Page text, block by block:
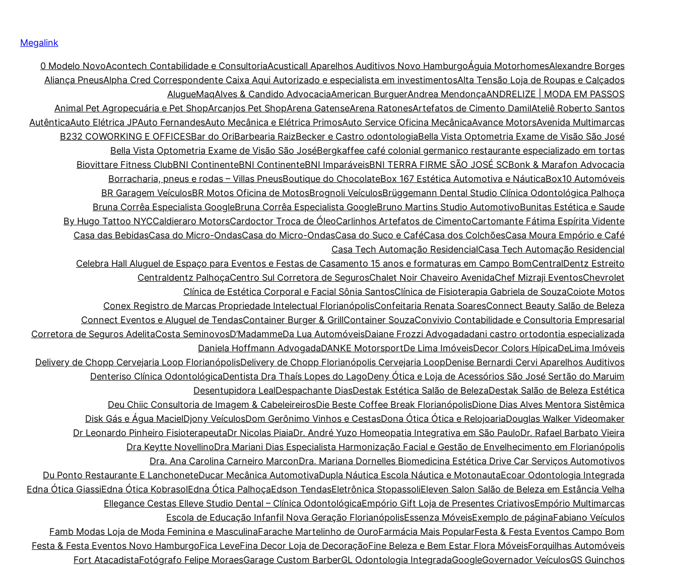
Megalink
0 Modelo NovoAcontech Contabilidade e ConsultoriaAcusticall Aparelhos Auditivos Novo HamburgoÁguia MotorhomesAlexandre Borges
Aliança PneusAlpha Cred Correspondente Caixa Aqui Autorizado e especialista em investimentosAlta Tensão Loja de Roupas e Calçados
AlugueMaqAlves & Candido AdvocaciaAmerican BurguerAndrea MendonçaANDRELIZE | MODA EM PASSOS
Animal Pet Agropecuária e Pet ShopArcanjos Pet ShopArena GatenseArena RatonesArtefatos de Cimento DamilAteliê Roberto Santos
AutênticaAuto Elétrica JPAuto FernandesAuto Mecânica e Elétrica PrimosAuto Service Oficina MecânicaAvance MotorsAvenida Multimarcas
B232 COWORKING E OFFICESBar do OriBarbearia RaizBecker e Castro odontologiaBella Vista Optometria Exame de Visão São José
Bella Vista Optometria Exame de Visão São JoséBergkaffee café colonial germanico restaurante especializado em tortas
Biovittare Fitness ClubBNI ContinenteBNI ContinenteBNI ImparáveisBNI TERRA FIRME SÃO JOSÉ SCBonk & Marafon Advocacia
Borracharia, pneus e rodas – Villas PneusBoutique do ChocolateBox 167 Estética Automotiva e NáuticaBox10 Automóveis
BR Garagem VeículosBR Motos Oficina de MotosBrognoli VeículosBrüggemann Dental Studio Clínica Odontológica Palhoça
Bruna Corrêa Especialista GoogleBruna Corrêa Especialista GoogleBruno Martins Studio AutomotivoBunitas Estética e Saude
By Hugo Tattoo NYCCaldieraro MotorsCardoctor Troca de ÓleoCarlinhos Artefatos de CimentoCartomante Fátima Espírita Vidente
Casa das BebidasCasa do Micro-OndasCasa do Micro-OndasCasa do Suco e CaféCasa dos ColchõesCasa Moura Empório e Café
Casa Tech Automação ResidencialCasa Tech Automação Residencial
Celebra Hall Aluguel de Espaço para Eventos e Festas de Casamento 15 anos e formaturas em Campo BomCentralDentz Estreito
Centraldentz PalhoçaCentro Sul Corretora de SegurosChalet Noir Chaveiro AvenidaChef Mizraji EventosChevrolet
Clínica de Estética Corporal e Facial Sônia SantosClínica de Fisioterapia Gabriela de SouzaCoiote Motos
Conex Registro de Marcas Propriedade Intelectual FlorianópolisConfeitaria Renata SoaresConnect Beauty Salão de Beleza
Connect Eventos e Aluguel de TendasContainer Burger & GrillContainer SouzaConvivio Contabilidade e Consultoria Empresarial
Corretora de Seguros AdelitaCosta SeminovosD’MadammeDa Lua AutomóveisDaiane Frozzi Advogadadani castro ortodontia especializada
Daniela Hoffmann AdvogadaDANKE MotorsportDe Lima ImóveisDecor Colors HípicaDeLima Imóveis
Delivery de Chopp Cervejaria Loop FlorianópolisDelivery de Chopp Florianópolis Cervejaria LoopDenise Bernardi Cervi Aparelhos Auditivos
Denteriso Clínica OdontológicaDentista Dra Thaís Lopes do LagoDeny Ótica e Loja de Acessórios São José Sertão do Maruim
Desentupidora LealDespachante DiasDestak Estética Salão de BelezaDestak Salão de Beleza Estética
Deu Chiic Consultoria de Imagem & CabeleireirosDie Beste Coffee Break FlorianópolisDione Dias Alves Mentora Sistêmica
Disk Gás e Água MacielDjony VeículosDom Gerônimo Vinhos e CestasDona Ótica Ótica e RelojoariaDouglas Walker Videomaker
Dr Leonardo Pinheiro FisioterapeutaDr Nicolas PiaiaDr. André Yuzo Homeopatia Integrativa em São PauloDr. Rafael Barbato Vieira
Dra Keytte NovellinoDra Mariani Dias Especialista Harmonização Facial e Gestão de Envelhecimento em Florianópolis
Dra. Ana Carolina Carneiro MarconDra. Mariana Dornelles Biomedicina Estética Drive Car Serviços Automotivos
Du Ponto Restaurante E LanchoneteDucar Mecânica AutomotivaDupla Náutica Escola Náutica e MotonautaEcoar Odontologia Integrada
Edna Ótica GiassiEdna Ótica KobrasolEdna Ótica PalhoçaEdson TendasEletrônica StopassoliEleven Salon Salão de Beleza em Estância Velha
Ellegance Cestas Elleve Studio Dental – Clínica OdontológicaEmpório Gift Loja de Presentes CriativosEmpório Multimarcas
Escola de Educação Infanfil Nova Geração FlorianópolisEssenza MóveisExemplo de páginaFabiano Veículos
Famb Modas Loja de Moda Feminina e MasculinaFarache Martelinho de OuroFarmácia Mais PopularFesta & Festa Eventos Campo Bom
Festa & Festa Eventos Novo HamburgoFica LeveFina Decor Loja de DecoraçãoFine Beleza e Bem Estar Flora MóveisForquilhas Automóveis
Fort AtacadistaFotógrafo Felipe MoraesGarage Custom BarberGL Odontologia IntegradaGoogleGovernador VeículosGS Guinchos